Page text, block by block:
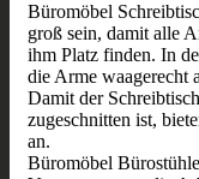
Büromöbel
groß sein, damit alle
ihm Platz finden. In
die Arme waagerecht
Damit der
zugeschnitten ist,
an.
Büromöbel